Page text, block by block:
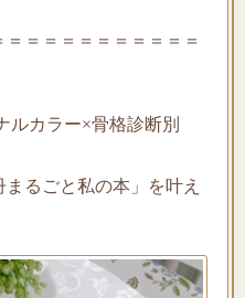
＝＝＝＝＝＝＝＝＝＝
ルカラー×骨格診断別
るごと私の本」を叶え